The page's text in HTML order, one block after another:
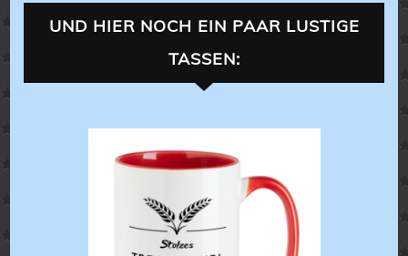
UND HIER NOCH EIN PAAR LUSTIGE
TASSEN:
LANDLEBEN
ALLES